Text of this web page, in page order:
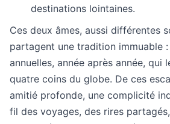
destinations lointaines.
Ces deux âmes, aussi différentes
partagent une tradition immuable
annuelles, année après année, qui
quatre coins du globe. De ces
amitié profonde, une complicité
fil des voyages, des rires